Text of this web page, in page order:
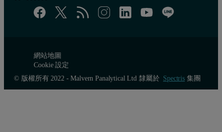
網站地圖
Cookie 設定
© 版權所有 2022 - Malvern Panalytical Ltd 隸屬於 Spectris集團